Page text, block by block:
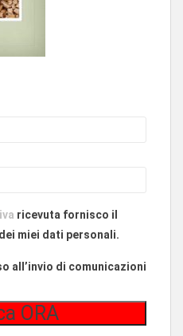
ricevuta fornisco il
miei dati personali.
all’invio di comunicazioni